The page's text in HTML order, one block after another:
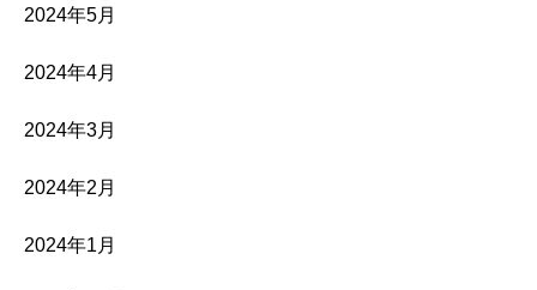
2024年5月
2024年4月
2024年3月
2024年2月
2024年1月